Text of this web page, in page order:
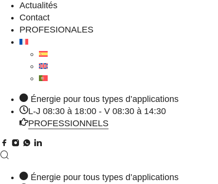
Actualités
Contact
PROFESIONALES
Énergie pour tous types d’applications
L-J 08:30 à 18:00 - V 08:30 à 14:30
PROFESSIONNELS
Énergie pour tous types d’applications